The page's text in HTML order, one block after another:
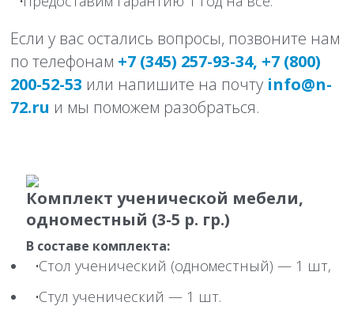
Если у вас остались вопросы, позвоните нам
по телефонам +7 (345) 257-93-34, +7 (800)
200-52-53 или напишите на почту info@n-
72.ru и мы поможем разобраться.
Комплект ученической мебели,
одноместный (3-5 р. гр.)
В составе комплекта:
Стол ученический (одноместный) — 1 шт,
Стул ученический — 1 шт.